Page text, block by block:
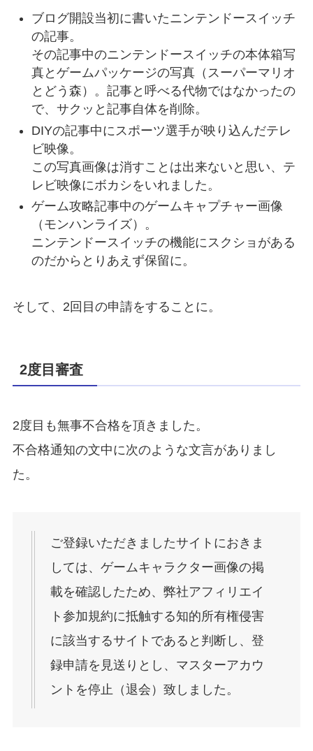
ブログ開設当初に書いたニンテンドースイッチ
の記事。
その記事中のニンテンドースイッチの本体箱写
真とゲームパッケージの写真（スーパーマリオ
とどう森）。記事と呼べる代物ではなかったの
で、サクッと 記事自体を削除。
DIYの記事中にスポーツ選手が映り込んだテレ
ビ映像。
この写真画像は消すことは出来ないと思い、 テ
レビ映像にボカシをいれました 。
ゲーム攻略記事中のゲームキャプチャー画像
（モンハンライズ）。
ニンテンドースイッチの機能にスクショがある
のだからとりあえず保留に。
そして、2回目の申請をすることに。
2度目審査
2度目も無事不合格を頂きました。
不合格通知の文中に次のような文言がありまし
た。
ご登録いただきましたサイトにおきま
しては、ゲームキャラクター画像の掲
載を確認したため、弊社アフィリエイ
ト参加規約に抵触する知的所有権侵害
に該当するサイトであると判断し、登
録申請を見送りとし、マスターアカウ
ントを停止（退会）致しました。